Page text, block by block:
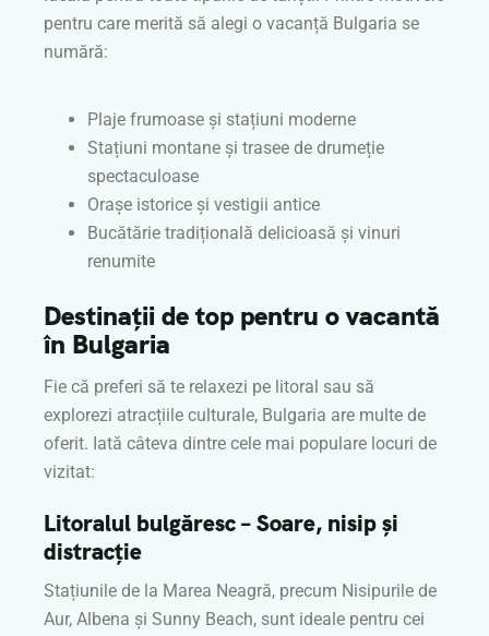
pentru care merită să alegi o vacanță Bulgaria se
numără:
Plaje frumoase și stațiuni moderne
Stațiuni montane și trasee de drumeție
spectaculoase
Orașe istorice și vestigii antice
Bucătărie tradițională delicioasă și vinuri
renumite
Destinații de top pentru o vacantă
în Bulgaria
Fie că preferi să te relaxezi pe litoral sau să
explorezi atracțiile culturale, Bulgaria are multe de
oferit. Iată câteva dintre cele mai populare locuri de
vizitat:
Litoralul bulgăresc – Soare, nisip și
distracție
Stațiunile de la Marea Neagră, precum Nisipurile de
Aur, Albena și Sunny Beach, sunt ideale pentru cei